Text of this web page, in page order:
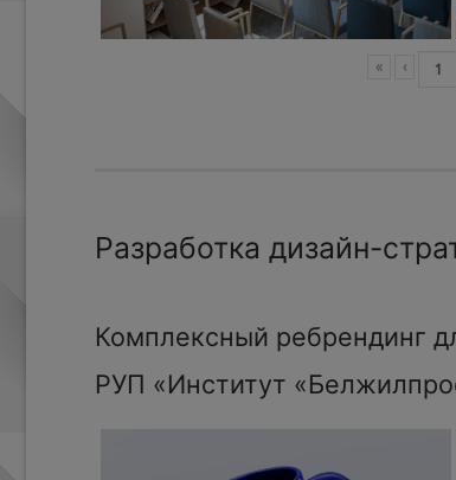
« ‹
Разработка дизайн-
Комплексный ребрендинг
РУП «Институт